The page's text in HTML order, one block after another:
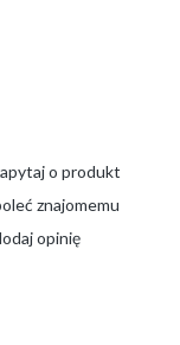
o produkt
znajomemu
opinię